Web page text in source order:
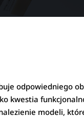
odpowiedniego
kwestia
modeli,